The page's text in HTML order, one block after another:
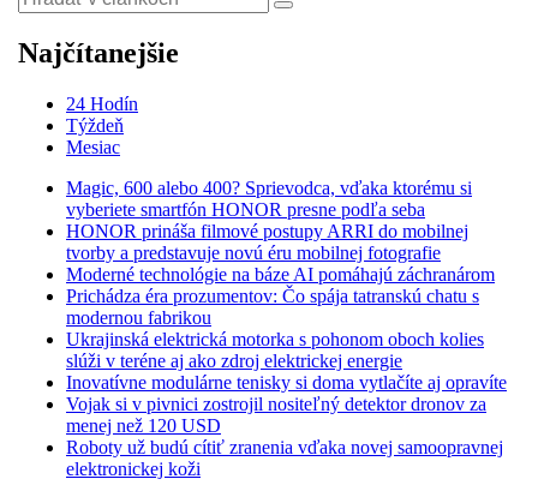
Najčítanejšie
24 Hodín
Týždeň
Mesiac
Magic, 600 alebo 400? Sprievodca, vďaka ktorému si
vyberiete smartfón HONOR presne podľa seba
HONOR prináša filmové postupy ARRI do mobilnej
tvorby a predstavuje novú éru mobilnej fotografie
Moderné technológie na báze AI pomáhajú záchranárom
Prichádza éra prozumentov: Čo spája tatranskú chatu s
modernou fabrikou
Ukrajinská elektrická motorka s pohonom oboch kolies
slúži v teréne aj ako zdroj elektrickej energie
Inovatívne modulárne tenisky si doma vytlačíte aj opravíte
Vojak si v pivnici zostrojil nositeľný detektor dronov za
menej než 120 USD
Roboty už budú cítiť zranenia vďaka novej samoopravnej
elektronickej koži